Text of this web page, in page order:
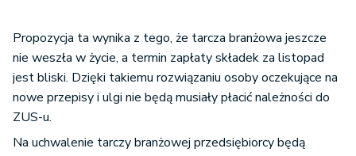
Propozycja ta wynika z tego, że tarcza branżowa jeszcze
nie weszła w życie, a termin zapłaty składek za listopad
jest bliski. Dzięki takiemu rozwiązaniu osoby oczekujące na
nowe przepisy i ulgi nie będą musiały płacić należności do
ZUS-u.
Na uchwalenie tarczy branżowej przedsiębiorcy będą